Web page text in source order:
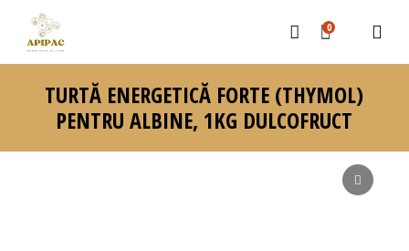
0
TURTĂ ENERGETICĂ FORTE (THYMOL)
PENTRU ALBINE, 1KG DULCOFRUCT